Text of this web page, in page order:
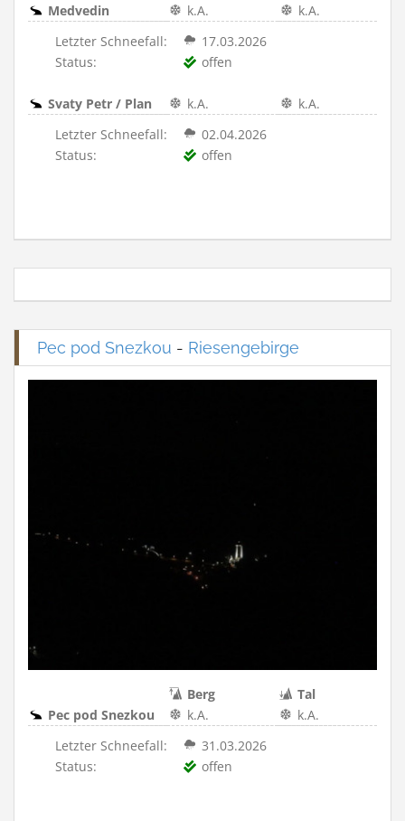
Medvedin
k.A.
k.A.
Letzter Schneefall:
17.03.2026
Status:
offen
Svaty Petr / Plan k.A.
k.A.
Letzter Schneefall:
02.04.2026
Status:
offen
Pec pod Snezkou - Riesengebirge
Berg
Tal
Pec pod Snezkou
k.A.
k.A.
Letzter Schneefall:
31.03.2026
Status:
offen